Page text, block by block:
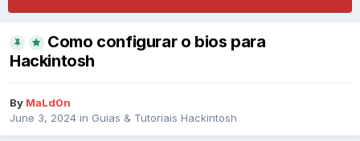
Como configurar o bios para
Hackintosh
By MaLd0n
June 3, 2024 in Guias & Tutoriais Hackintosh